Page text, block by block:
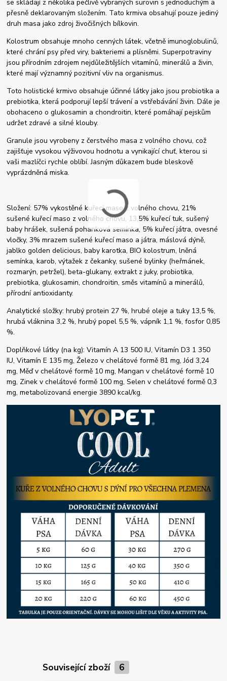
se skládají z několika pečlivě vybraných surovin s jednoduchým a
přesně deklarovaným složením. Tato krmiva obsahují pouze jediný
druh masa jako zdroj živočišných bílkovin.
Kolostrum obsahuje mnoho cenných látek, včetně imunoglobulinů,
které chrání psy před viry, bakteriemi a plísněmi. Superpotraviny
jsou přírodním zdrojem nejdůležitějších vitamínů, minerálů a živin,
které mají významný pozitivní vliv na organismus.
Totoholistické krmivoobsahuje účinné látky jako jsou probiotika a
prebiotika, která podporují lepší trávení a vstřebávání živin. Dále je
obohaceno o glukosamin a chondroitin, které pomáhají pejskům
udržet zdravé a silné klouby.
Granule jsou vyrobeny z čerstvého masa z volného chovu, což
zajišťuje vysokou výživovou hodnotu a vynikající chuť, kterou si
vaši mazlíčci rychle oblíbí. Jasným důkazem bude bleskově
vyprázdněná miska.
Složení: 57% vykostěné kuřecí maso z volného chovu, 21%
sušené kuřecí maso z volného chovu, 13,5% kuřecí tuk, sušený
baby hrášek, sušená pohanková semínka, 5% kuřecí játra, ovesné
vločky, 3% mrazem sušené kuřecí maso a játra, máslová dýně,
jablko golden delicious, baby karotka, BIO kolostrum, lněná
semínka, karob, výtažek z čekanky, sušené bylinky (heřmánek,
rozmarýn, petržel), beta-glukany, extrakt z juky, probiotika,
prebiotika, glukosamin, chondroitin, směs vitamínů a minerálů,
přírodní antioxidanty.
Analytické složky: hrubý protein 27 %, hrubé oleje a tuky 13,5 %,
hrubá vláknina 3,2 %, hrubý popel 5,5 %, vápník 1,1 %, fosfor 0,85
%.
Doplňkové látky (na kg): Vitamín A 13 500 IU, Vitamín D3 1 350
IU, Vitamín E 135 mg, Železo v chelátové formě 81 mg, Jód 3,24
mg, Měď v chelátové formě 10 mg, Mangan v chelátové formě 10
mg, Zinek v chelátové formě 100 mg, Selen v chelátové formě 0,3
mg, metabolizovaná energie 3890 kcal/kg.
Související zboží 6